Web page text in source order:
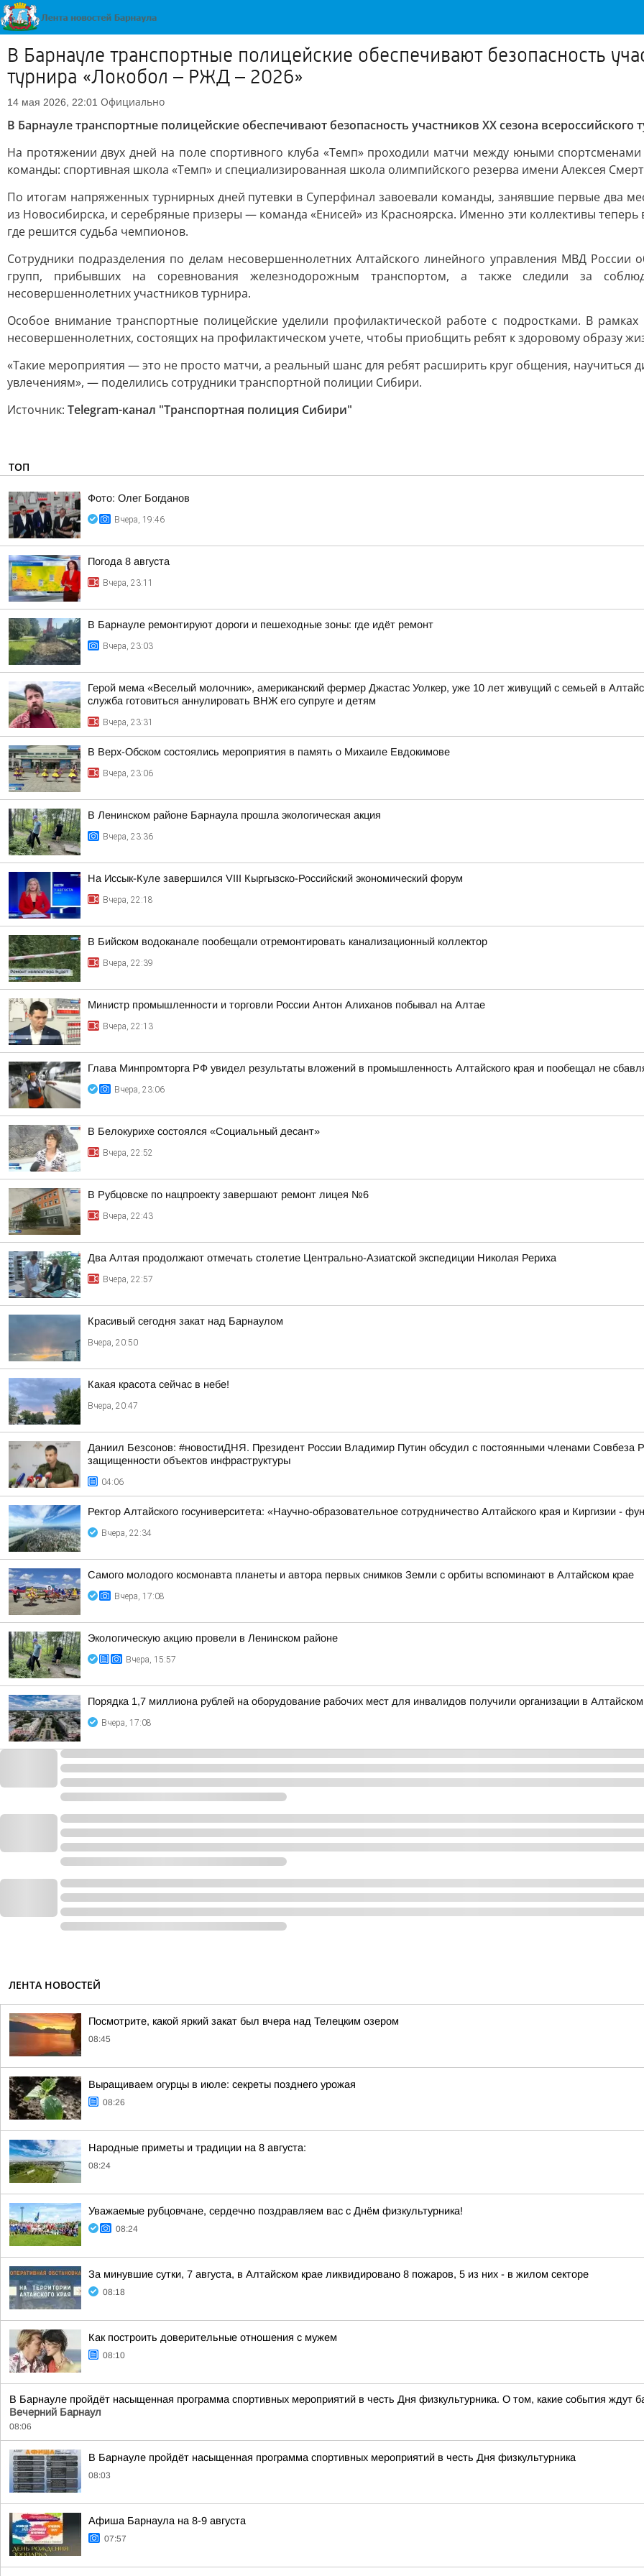
В Барнауле транспортные полицейские обеспечивают безопасность
турнира «Локобол – РЖД – 2026»
14 мая 2026, 22:01 Официально
В Барнауле транспортные полицейские обеспечивают безопасность участников XX сезона
На протяжении двух дней на поле спортивного клуба «Темп» проходили матчи между юными спортсменами
команды: спортивная школа «Темп» и специализированная школа олимпийского резерва имени Алексея
По итогам напряженных турнирных дней путевки в Суперфинал завоевали команды, занявшие первые два
из Новосибирска, и серебряные призеры — команда «Енисей» из Красноярска. Именно эти коллективы теперь
где решится судьба чемпионов.
Сотрудники подразделения по делам несовершеннолетних Алтайского линейного управления МВД России
групп, прибывших на соревнования железнодорожным транспортом, а также следили за
несовершеннолетних участников турнира.
Особое внимание транспортные полицейские уделили профилактической работе с подростками. В
несовершеннолетних, состоящих на профилактическом учете, чтобы приобщить ребят к здоровому образу
«Такие мероприятия — это не просто матчи, а реальный шанс для ребят расширить круг общения, научиться
увлечениям», — поделились сотрудники транспортной полиции Сибири.
Источник: Telegram-канал "Транспортная полиция Сибири"
ТОП
Фото: Олег Богданов
Вчера, 19:46
Погода 8 августа
Вчера, 23:11
В Барнауле ремонтируют дороги и пешеходные зоны: где идёт ремонт
Вчера, 23:03
Герой мема «Веселый молочник», американский фермер Джастас Уолкер, уже 10 лет живущий с семьей в
служба готовиться аннулировать ВНЖ его супруге и детям
Вчера, 23:31
В Верх-Обском состоялись мероприятия в память о Михаиле Евдокимове
Вчера, 23:06
В Ленинском районе Барнаула прошла экологическая акция
Вчера, 23:36
На Иссык-Куле завершился VIII Кыргызско-Российский экономический форум
Вчера, 22:18
В Бийском водоканале пообещали отремонтировать канализационный коллектор
Вчера, 22:39
Министр промышленности и торговли России Антон Алиханов побывал на Алтае
Вчера, 22:13
Глава Минпромторга РФ увидел результаты вложений в промышленность Алтайского края и пообещал не
Вчера, 23:06
В Белокурихе состоялся «Социальный десант»
Вчера, 22:52
В Рубцовске по нацпроекту завершают ремонт лицея №6
Вчера, 22:43
Два Алтая продолжают отмечать столетие Центрально-Азиатской экспедиции Николая Рериха
Вчера, 22:57
Красивый сегодня закат над Барнаулом
Вчера, 20:50
Какая красота сейчас в небе!
Вчера, 20:47
Даниил Безсонов: #новостиДНЯ. Президент России Владимир Путин обсудил с постоянными членами Совбеза
защищенности объектов инфраструктуры
04:06
Ректор Алтайского госуниверситета: «Научно-образовательное сотрудничество Алтайского края и Киргизии -
Вчера, 22:34
Самого молодого космонавта планеты и автора первых снимков Земли с орбиты вспоминают в Алтайском крае
Вчера, 17:08
Экологическую акцию провели в Ленинском районе
Вчера, 15:57
Порядка 1,7 миллиона рублей на оборудование рабочих мест для инвалидов получили организации в
Вчера, 17:08
ЛЕНТА НОВОСТЕЙ
Посмотрите, какой яркий закат был вчера над Телецким озером
08:45
Выращиваем огурцы в июле: секреты позднего урожая
08:26
Народные приметы и традиции на 8 августа:
08:24
Уважаемые рубцовчане, сердечно поздравляем вас с Днём физкультурника!
08:24
За минувшие сутки, 7 августа, в Алтайском крае ликвидировано 8 пожаров, 5 из них - в жилом секторе
08:18
Как построить доверительные отношения с мужем
08:10
В Барнауле пройдёт насыщенная программа спортивных мероприятий в честь Дня физкультурника. О том, какие события ждут
Вечерний Барнаул
08:06
В Барнауле пройдёт насыщенная программа спортивных мероприятий в честь Дня физкультурника
08:03
Афиша Барнаула на 8-9 августа
07:57